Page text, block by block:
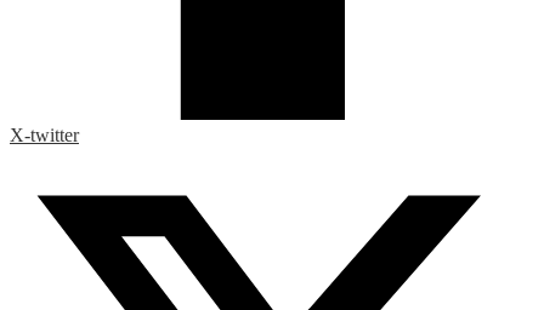
X-twitter